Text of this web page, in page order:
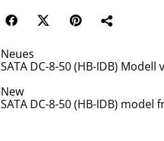
Neues
SATA DC-8-50 (HB-IDB)
New
SATA DC-8-50 (HB-IDB) model